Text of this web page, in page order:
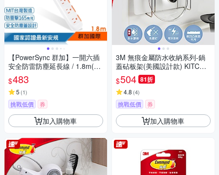
【PowerSync 群加】一開六插
安全防雷防塵延長線 / 1.8m(TS
6W9018)
$483
5 (1)
挑戰低價 券
加入購物車
3M 無痕金屬防水收納系列-鍋
蓋砧板架(美國設計款) KITCH4
$504 81折
4.8 (4)
挑戰低價 券
加入購物車